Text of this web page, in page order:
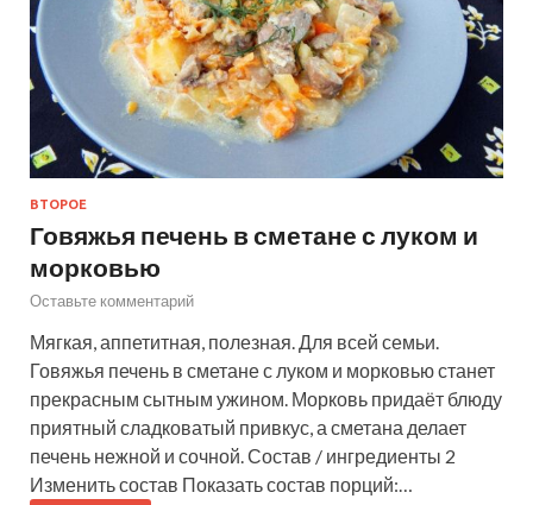
ВТОРОЕ
Говяжья печень в сметане с луком и
морковью
Оставьте комментарий
Мягкая, аппетитная, полезная. Для всей семьи.
Говяжья печень в сметане с луком и морковью станет
прекрасным сытным ужином. Морковь придаёт блюду
приятный сладковатый привкус, а сметана делает
печень нежной и сочной. Состав / ингредиенты 2
Изменить состав Показать состав порций:…